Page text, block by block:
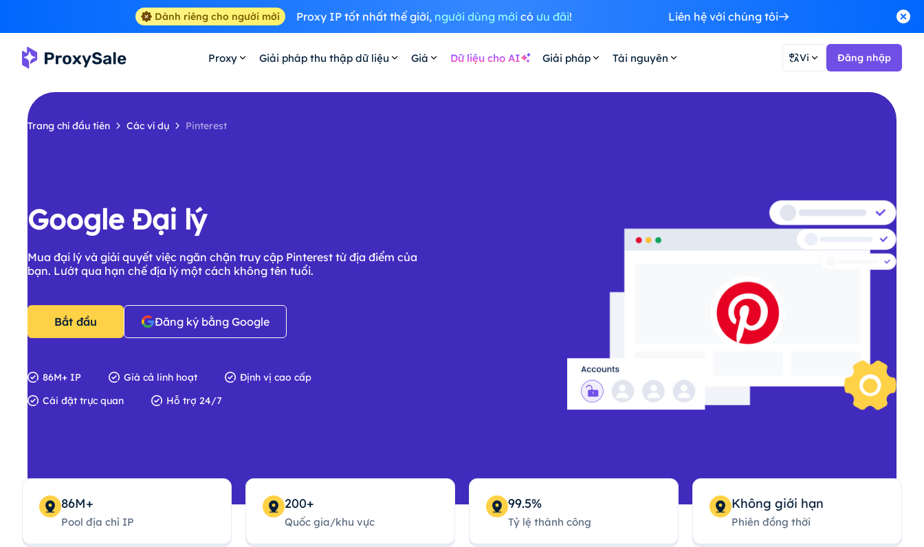
Dành riêng cho người mới Proxy IP tốt nhất thế giới, người dùng mớicó ưu đãi! Liên hệ với chúng tôi
Proxy Giải pháp thu thập dữ liệu Giá Dữ liệu cho AI Giải pháp Tài nguyên Vi Đăng nhập
Trang chí đầu tiên Các ví dụ Pinterest
Google Đại lý
Mua đại lý và giải quyết việc ngăn chặn truy cập Pinterest từ địa điểm của
bạn. Lướt qua hạn chế địa lý một cách không tên tuổi.
Bắt đầu Đăng ký bằng Google
86M+ IP Giá cả linh hoạt
Định vị cao cấp
Cài đặt trực quan
Hỗ trợ 24/7
86M+
Pool địa chỉ IP
200+
Quốc gia/khu vực
99.5%
Tỷ lệ thành công
Không giới hạn
Phiên đồng thời